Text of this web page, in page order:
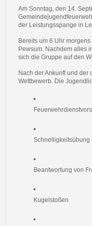
Am Sonntag, den 14.
der Leistungsspange in
Bereits um 6 Uhr
Pewsum. Nachdem alles
sich die Gruppe auf den
Nach der Ankunft und
Wettbewerb. Die
Schnelligkeitsübung
Beantwortung von
Kugelstoßen